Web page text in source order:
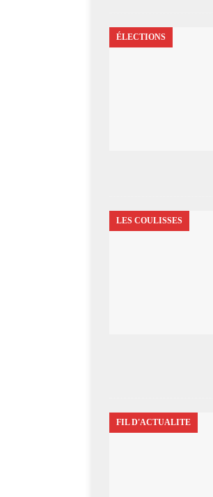
ÉLECTIONS
LES COULISSES
FIL D'ACTUALITE